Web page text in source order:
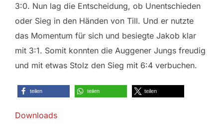
3:0. Nun lag die Entscheidung, ob Unentschieden
oder Sieg in den Händen von Till. Und er nutzte
das Momentum für sich und besiegte Jakob klar
mit 3:1. Somit konnten die Auggener Jungs freudig
und mit etwas Stolz den Sieg mit 6:4 verbuchen.
teilen teilen teilen
Downloads